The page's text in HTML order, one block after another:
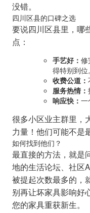
没错。
四川区县的口碑之选
要说四川区县里，哪
点：
手艺好： 修
得特别到位。
收费公道：
服务热情：
响应快： 一
很多小区业主群里，
力量！他们可能不是
如何找到他们？
最直接的方法，就是
地的生活论坛、社区
被提起次数最多的，
别再让坏家具影响好
您的家具重获新生。